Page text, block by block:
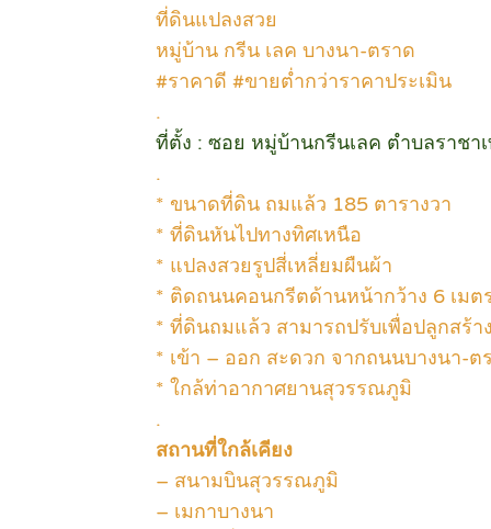
ที่ดินแปลงสวย
หมู่บ้าน กรีน เลค บางนา-ตราด
#ราคาดี #ขายต่ำกว่าราคาประเมิน
.
ที่ตั้ง : ซอย หมู่บ้านกรีนเลค ตำบลราชา
.
* ขนาดที่ดิน ถมแล้ว 185 ตารางวา
* ที่ดินหันไปทางทิศเหนือ
* แปลงสวยรูปสี่เหลี่ยมผืนผ้า
* ติดถนนคอนกรีตด้านหน้ากว้าง 6 เมต
* ที่ดินถมแล้ว สามารถปรับเพื่อปลูกสร้า
* เข้า – ออก สะดวก จากถนนบางนา-ต
* ใกล้ท่าอากาศยานสุวรรณภูมิ
.
สถานที่ใกล้เคียง
– สนามบินสุวรรณภูมิ
– เมกาบางนา